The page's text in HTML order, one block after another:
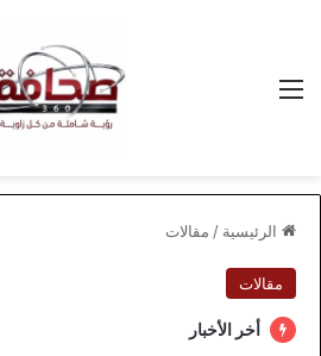
الرئيسية / مقالات
مقالات
أخر الأخبار